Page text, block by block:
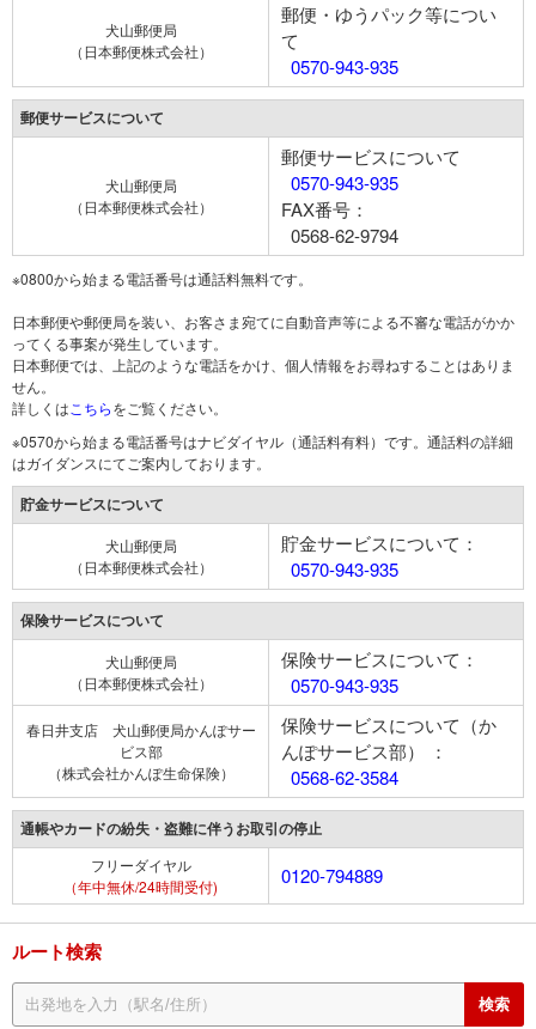
犬山郵便局
（日本郵便株式会社）
郵便・ゆうパック等につい
て
0570-943-935
郵便サービスについて
犬山郵便局
（日本郵便株式会社）
郵便サービスについて
0570-943-935
FAX番号：
0568-62-9794
※0800から始まる電話番号は通話料無料です。
日本郵便や郵便局を装い、お客さま宛てに自動音声等による不審な電話がかか
ってくる事案が発生しています。
日本郵便では、上記のような電話をかけ、個人情報をお尋ねすることはありま
せん。
詳しくは こちらをご覧ください。
※0570から始まる電話番号はナビダイヤル（通話料有料）です。通話料の詳細
はガイダンスにてご案内しております。
貯金サービスについて
犬山郵便局
（日本郵便株式会社）
貯金サービスについて：
0570-943-935
保険サービスについて
犬山郵便局
（日本郵便株式会社）
保険サービスについて：
0570-943-935
春日井支店 犬山郵便局かんぽサー
ビス部
（株式会社かんぽ生命保険）
保険サービスについて（か
んぽサービス部） ：
0568-62-3584
通帳やカードの紛失・盗難に伴うお取引の停止
フリーダイヤル
（年中無休/24時間受付)
0120-794889
ルート検索